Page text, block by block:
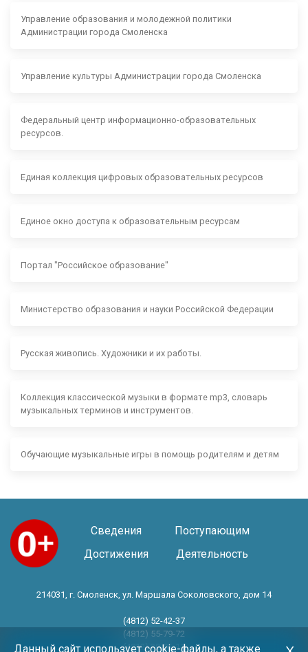
Управление образования и молодежной политики
Администрации города Смоленска
Управление культуры Администрации города Смоленска
Федеральный центр информационно-образовательных
ресурсов.
Единая коллекция цифровых образовательных ресурсов
Единое окно доступа к образовательным ресурсам
Портал "Российское образование"
Министерство образования и науки Российской Федерации
Русская живопись. Художники и их работы.
Коллекция классической музыки в формате mp3, словарь
музыкальных терминов и инструментов.
Обучающие музыкальные игры в помощь родителям и детям
Сведения
Поступающим
Достижения
Деятельность
214031, г. Смоленск, ул. Маршала Соколовского, дом 14
(4812) 52-42-37
(4812) 55-79-72
(4812) 30-06-11
Данный сайт использует cookie-файлы, а также